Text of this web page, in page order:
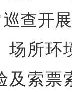
查开
场所
及索票